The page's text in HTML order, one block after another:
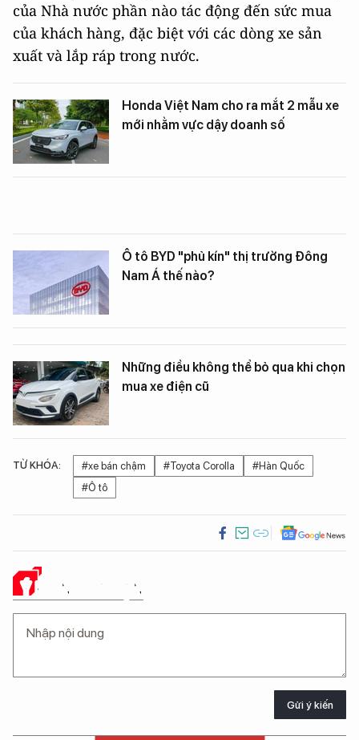
của Nhà nước phần nào tác động đến sức mua
của khách hàng, đặc biệt với các dòng xe sản
xuất và lắp ráp trong nước.
Honda Việt Nam cho ra mắt 2 mẫu xe
mới nhằm vực dậy doanh số
Ô tô BYD "phủ kín" thị trường Đông
Nam Á thế nào?
Những điều không thể bỏ qua khi chọn
mua xe điện cũ
TỪ KHÓA: #xe bán chậm #Toyota Corolla
#Hàn Quốc
#Ô tô
Ý KIẾN CỦA BẠN
Gửi ý kiến